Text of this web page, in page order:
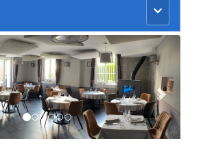
Menu
principal